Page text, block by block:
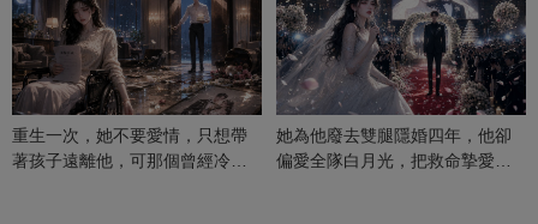
重生一次，她不要愛情，只想帶
著孩子遠離他，可那個曾經冷漠
她為他廢去雙腿隱婚四年，他卻
偏愛全隊白月光，把救命摯愛當